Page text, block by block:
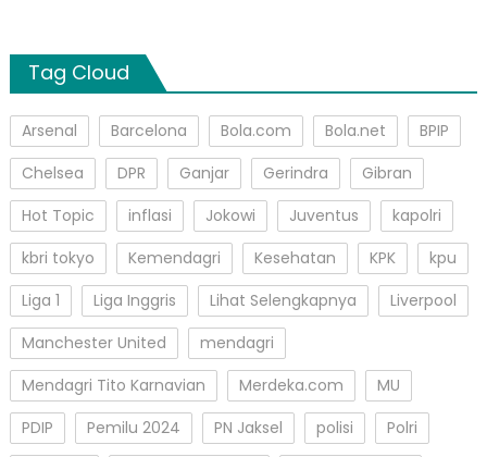
Tag Cloud
Arsenal Barcelona Bola.com Bola.net
BPIP
Chelsea
DPR Ganjar Gerindra
Gibran
Hot Topic
inflasi Jokowi Juventus
kapolri
kbri tokyo
Kemendagri Kesehatan KPK
kpu
Liga 1
Liga Inggris Lihat Selengkapnya
Liverpool
Manchester United
mendagri
Mendagri Tito Karnavian
Merdeka.com
MU
PDIP
Pemilu 2024 PN Jaksel polisi
Polri